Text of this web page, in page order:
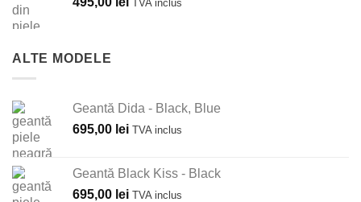
TVA inclus
ALTE MODELE
Geantă Dida - Black, Blue
695,00 lei TVA inclus
Geantă Black Kiss - Black
695,00 lei TVA inclus